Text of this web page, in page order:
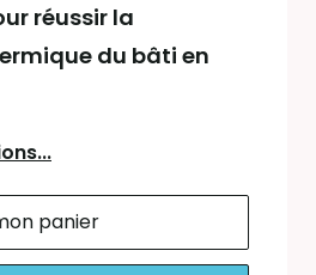
réussir la
du bâti en
panier